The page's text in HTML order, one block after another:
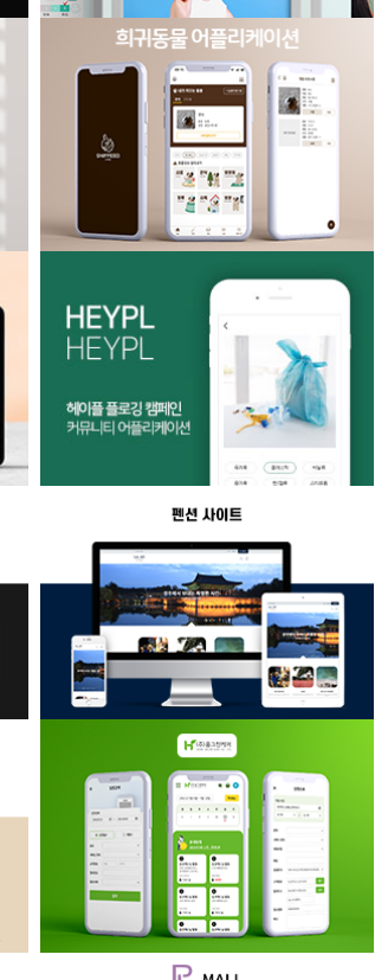
피부진단 키오스크
희귀동물 정보, 커뮤니티 어플리케이션
헤이플 플로깅 캠페인 커뮤니티 어플리케
이션
펜션 소개/예약 반응형 사이트